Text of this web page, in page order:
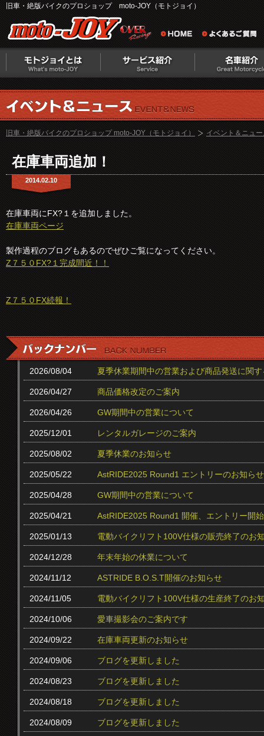
旧車・絶版バイクのプロショップ moto-JOY（モトジョイ）
旧車・絶版バイクのプロショップ moto-JOY（モトジョイ） イベント＆ニュ
在庫車両追加！
2014.02.10
在庫車両にFX?１を追加しました。
在庫車両ページ
製作過程のブログもあるのでぜひご覧になってください。
Z７５０FX?１完成間近！！
Z７５０FX続報！
2026/08/04 夏季休業期間中の営業および商品発送に関
2026/04/27 商品価格改定のご案内
2026/04/26 GW期間中の営業について
2025/12/01 レンタルガレージのご案内
2025/08/02 夏季休業のお知らせ
2025/05/22 AstRIDE2025 Round1 エントリーのお知らせ
2025/04/28 GW期間中の営業について
2025/04/21 AstRIDE2025 Round1 開催、エントリー開
2025/01/13 電動バイクリフト100V仕様の販売終了のお
2024/12/28 年末年始の休業について
2024/11/12 ASTRIDE B.O.S.T開催のお知らせ
2024/11/05 電動バイクリフト100V仕様の生産終了のお
2024/10/06 愛車撮影会のご案内です
2024/09/22 在庫車両更新のお知らせ
2024/09/06 ブログを更新しました
2024/08/23 ブログを更新しました
2024/08/18 ブログを更新しました
2024/08/09 ブログを更新しました